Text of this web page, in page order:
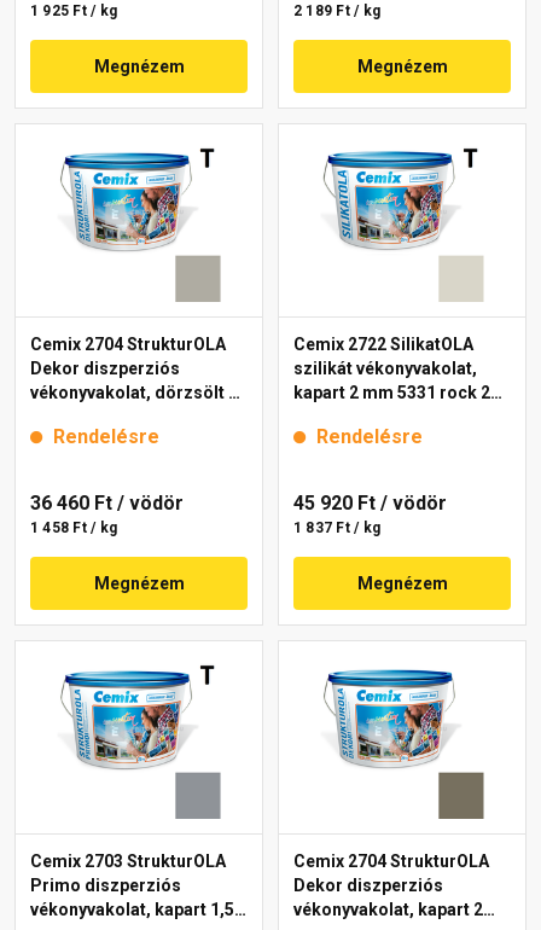
1 925 Ft / kg
Megnézem
2 189 Ft / kg
Megnézem
Cemix 2704 StrukturOLA
Dekor diszperziós
vékonyvakolat, dörzsölt 2
Rendelésre
36 460 Ft / vödör
1 458 Ft / kg
Megnézem
Cemix 2722 SilikatOLA
szilikát vékonyvakolat,
kapart 2 mm 5331 rock 25
Rendelésre
45 920 Ft / vödör
1 837 Ft / kg
Megnézem
Cemix 2703 StrukturOLA
Primo diszperziós
vékonyvakolat, kapart 1,5
Cemix 2704 StrukturOLA
Dekor diszperziós
vékonyvakolat, kapart 2